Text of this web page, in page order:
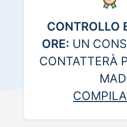
CONTROLLO
ORE: UN
CONTATTERÀ